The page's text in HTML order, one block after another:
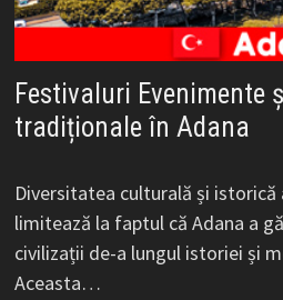
Festivaluri Evenimente
tradiționale în Adana
Diversitatea culturală și istorică
limitează la faptul că Adana a
civilizații de-a lungul istoriei și
Aceasta…